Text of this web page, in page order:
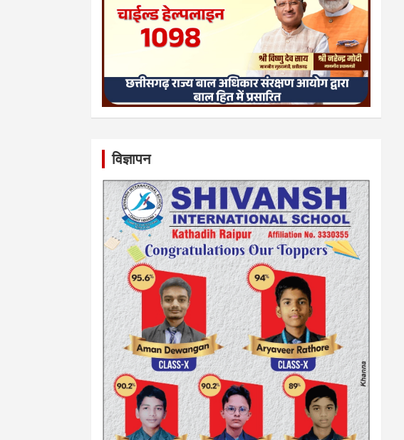
विज्ञापन